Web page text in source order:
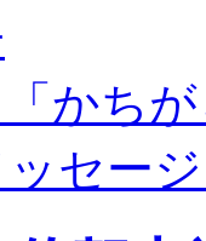
かち
セージ